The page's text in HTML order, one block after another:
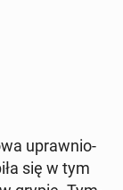
upraw­nio­
się w tym